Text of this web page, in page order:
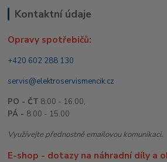
Kontaktní údaje
Opravy spotřebičů:
+420 602 288 130
servis@elektroservismencik.cz
PO - ČT 8:00 - 16.00,
PÁ - 8.00 - 15.00
Využívejte přednostně emailovou komunikaci.
E-shop - dotazy na náhradní díly a